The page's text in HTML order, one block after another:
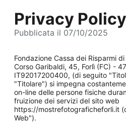
Privacy Policy
Pubblicata il 07/10/2025
Fondazione Cassa dei Risparmi
Corso Garibaldi, 45, Forlì (FC) -
IT92017200400, (di seguito
"Titolare") si impegna
on-line delle persone fisiche
fruizione dei servizi del sito web
https://mostrefotograficheforli.it
Web").